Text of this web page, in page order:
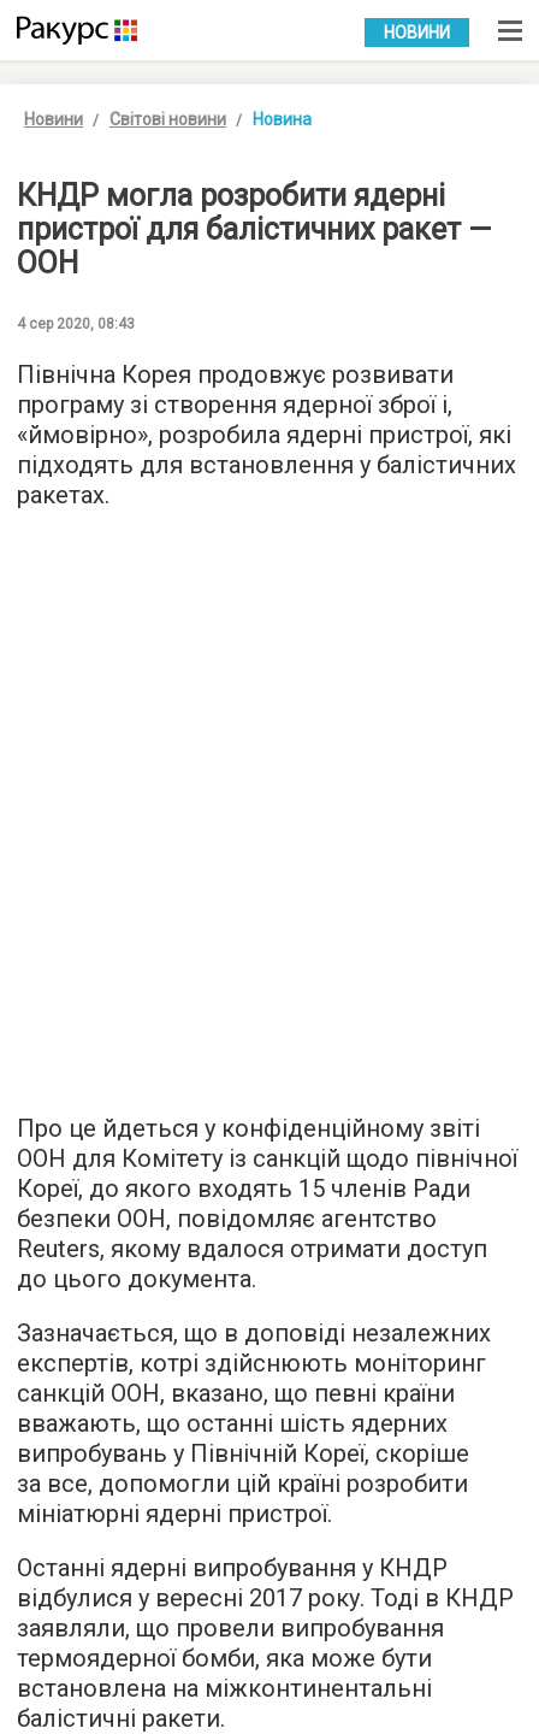
УКР РУС
НОВИНИ
Новини Світові новини Новина
КНДР могла розробити ядерні
пристрої для балістичних ракет —
ООН
4 сер 2020, 08:43
Північна Корея продовжує розвивати
програму зі створення ядерної зброї і,
«ймовірно», розробила ядерні пристрої, які
підходять для встановлення у балістичних
ракетах.
Про це йдеться у конфіденційному звіті
ООН для Комітету із санкцій щодо північної
Кореї, до якого входять 15 членів Ради
безпеки ООН, повідомляє агентство
Reuters, якому вдалося отримати доступ
до цього документа.
Зазначається, що в доповіді незалежних
експертів, котрі здійснюють моніторинг
санкцій ООН, вказано, що певні країни
вважають, що останні шість ядерних
випробувань у Північній Кореї, скоріше
за все, допомогли цій країні розробити
мініатюрні ядерні пристрої.
Останні ядерні випробування у КНДР
відбулися у вересні 2017 року. Тоді в КНДР
заявляли, що провели випробування
термоядерної бомби, яка може бути
встановлена на міжконтинентальні
балістичні ракети.